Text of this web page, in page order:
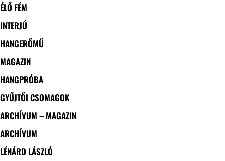
ÉLŐ FÉM
INTERJÚ
HANGERŐMŰ
MAGAZIN
HANGPRÓBA
GYŰJTŐI CSOMAGOK
ARCHÍVUM – MAGAZIN
ARCHÍVUM
LÉNÁRD LÁSZLÓ